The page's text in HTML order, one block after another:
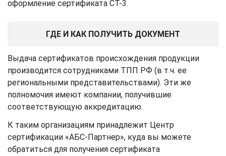
оформление сертификата СТ-3.
ГДЕ И КАК ПОЛУЧИТЬ ДОКУМЕНТ
Выдача сертификатов происхождения продукции
производится сотрудниками ТПП РФ (в т.ч. ее
региональными представительствами). Эти же
полномочия имеют компании, получившие
соответствующую аккредитацию.
К таким организациям принадлежит Центр
сертификации «АБС-Партнер», куда вы можете
обратиться для получения сертификата